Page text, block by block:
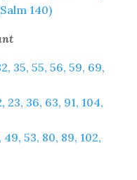
140)
35, 55, 56, 59, 69,
23, 36, 63, 91, 104,
53, 80, 89, 102,